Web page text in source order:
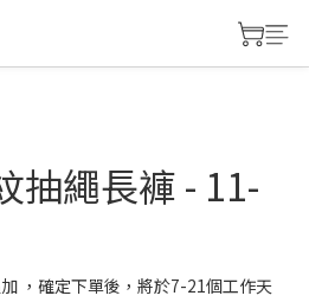
抽繩長褲 - 11-
，確定下單後，將於7-21個工作天